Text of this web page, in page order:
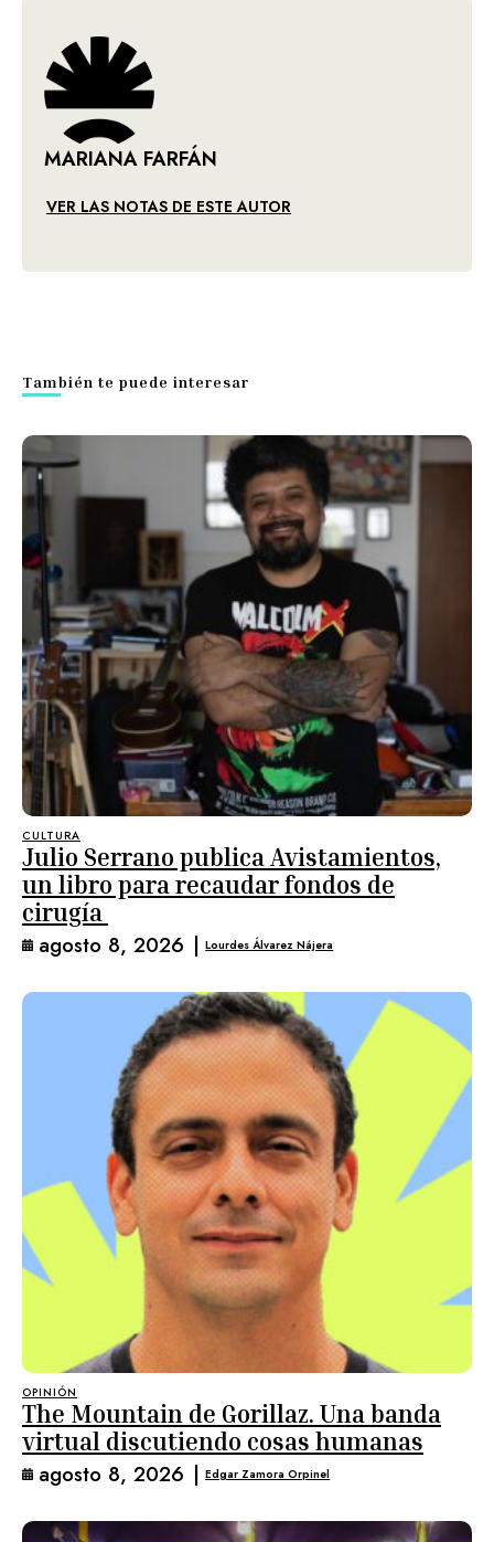
MARIANA FARFÁN
VER LAS NOTAS DE ESTE AUTOR
También te puede interesar
CULTURA
Julio Serrano publica Avistamientos,
un libro para recaudar fondos de
cirugía
agosto 8, 2026 | Lourdes Álvarez Nájera
OPINIÓN
The Mountain de Gorillaz. Una banda
virtual discutiendo cosas humanas
agosto 8, 2026 | Edgar Zamora Orpinel